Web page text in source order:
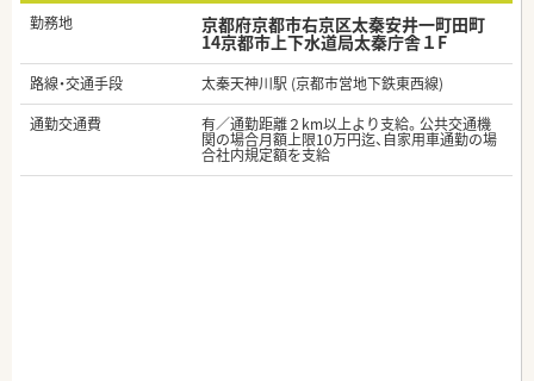
勤務地 京都府京都市右京区太秦安井一町田町
14京都市上下水道局太秦庁舎１F
路線・交通手段
太秦天神川駅 (京都市営地下鉄東西線)
通勤交通費
有／通勤距離２km以上より支給。公共交通機
関の場合月額上限10万円迄、自家用車通勤の場
合社内規定額を支給